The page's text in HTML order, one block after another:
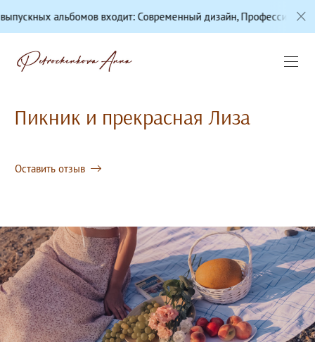
входит: Современный дизайн, Профессиональная
Пикник и прекрасная Лиза
Оставить отзыв